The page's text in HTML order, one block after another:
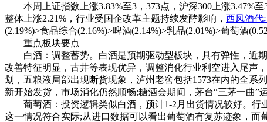
本周上证指数上涨3.83%至3，373点，沪深300上涨3.47%至
整体上涨2.21%，行业受国企改革主题持续发酵影响， 西凤酒代
(2.19%)>食品综合(2.16%)>啤酒(2.14%)>乳品(2.01%)>葡萄酒
重点板块要点
白酒：调整蓄势。白酒是预期驱动型板块，具有弹性，近期
改善特征明显，古井等表现优异，调整消化行业利空进入尾声
划，五粮液局部出现断货现象，泸州老窖包括1573在内的全
新开始发货，市场消化仍然顺畅;糖酒会期间，茅台“三茅一曲”
葡萄酒：投资逻辑类似白酒，预计1-2月出货情况较好。行
这一情况符合实际;从进口数据可以看出葡萄酒有复苏迹象，